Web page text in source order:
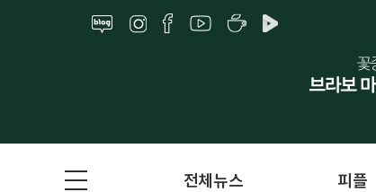
전체뉴스 피플